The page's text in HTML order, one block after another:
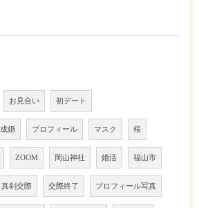
お見合い 初デート
成婚 プロフィール マスク 桜
ZOOM 岡山神社 婚活 福山市
真剣交際 交際終了 プロフィール写真